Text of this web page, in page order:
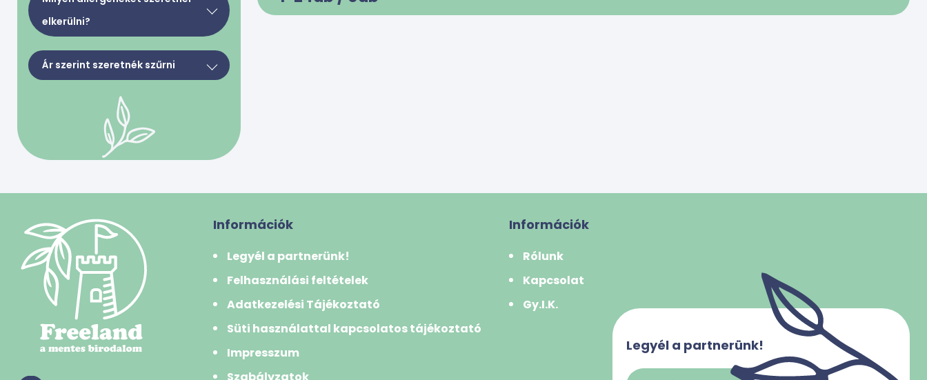
elkerülni?
Tej, tejkészítmények, tojás
bivalytej
kecsketej
tehéntej
búza
búzadara/gríz
búzakorpa
durumbúza
hajdina
kukorica
Ár szerint szeretnék szűrni
Információk
Legyél a partnerünk!
Felhasználási feltételek
Adatkezelési Tájékoztató
Süti használattal kapcsolatos tájékoztató
Impresszum
Információk
Rólunk
Kapcsolat
Gy.I.K.
Legyél a partnerünk!